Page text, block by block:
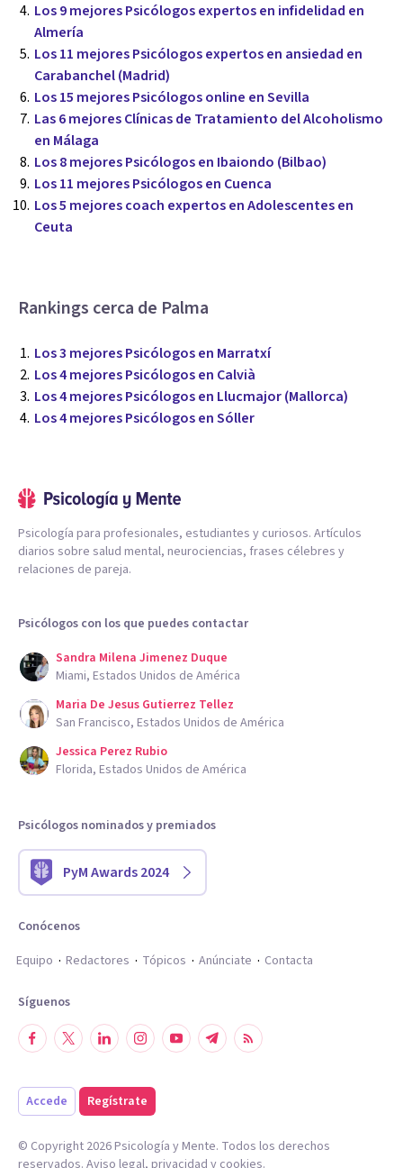
Los 9 mejores Psicólogos expertos en infidelidad en
Almería
Los 11 mejores Psicólogos expertos en ansiedad en
Carabanchel (Madrid)
Los 15 mejores Psicólogos online en Sevilla
Las 6 mejores Clínicas de Tratamiento del Alcoholismo
en Málaga
Los 8 mejores Psicólogos en Ibaiondo (Bilbao)
Los 11 mejores Psicólogos en Cuenca
Los 5 mejores coach expertos en Adolescentes en
Ceuta
Rankings cerca de Palma
Los 3 mejores Psicólogos en Marratxí
Los 4 mejores Psicólogos en Calvià
Los 4 mejores Psicólogos en Llucmajor (Mallorca)
Los 4 mejores Psicólogos en Sóller
Psicología para profesionales, estudiantes y curiosos. Artículos
diarios sobre salud mental, neurociencias, frases célebres y
relaciones de pareja.
Psicólogos con los que puedes contactar
Sandra Milena Jimenez Duque
Miami, Estados Unidos de América
Maria De Jesus Gutierrez Tellez
San Francisco, Estados Unidos de América
Jessica Perez Rubio
Florida, Estados Unidos de América
Psicólogos nominados y premiados
PyM Awards 2024
Conócenos
Equipo
Redactores Tópicos Anúnciate Contacta
Síguenos
Accede Regístrate
© Copyright 2026Psicología y Mente. Todos los derechos
reservados. Aviso legal, privacidad y cookies.